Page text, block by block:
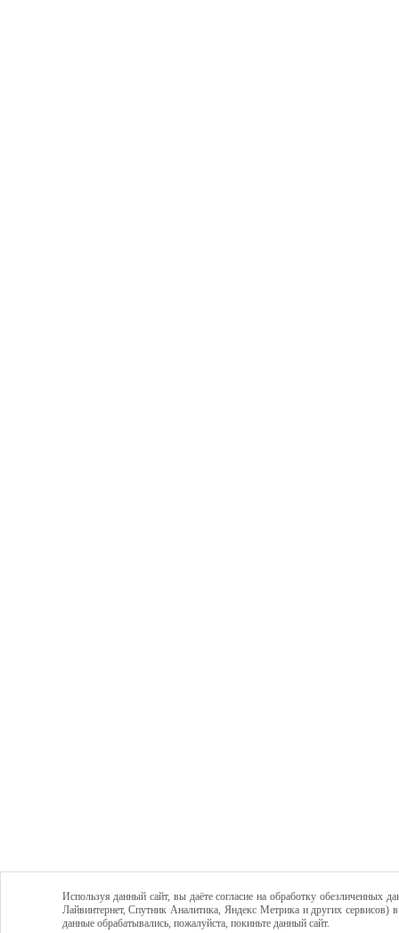
Используя данный сайт, вы даёте согласие на обработку обезличенных
Лайвинтернет, Спутник Аналитика, Яндекс Метрика и других сервисов)
данные обрабатывались, пожалуйста, покиньте данный сайт.